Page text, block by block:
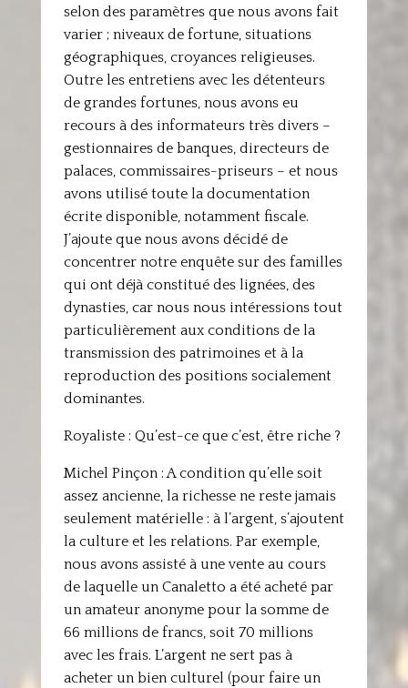
selon des paramètres que nous avons fait
varier ; niveaux de fortune, situations
géographiques, croyances religieuses.
Outre les entretiens avec les détenteurs
de grandes fortunes, nous avons eu
recours à des informateurs très divers –
gestionnaires de banques, directeurs de
palaces, commissaires-priseurs – et nous
avons utilisé toute la documentation
écrite disponible, notamment fiscale.
J’ajoute que nous avons décidé de
concentrer notre enquête sur des familles
qui ont déjà constitué des lignées, des
dynasties, car nous nous intéressions tout
particulièrement aux conditions de la
transmission des patrimoines et à la
reproduction des positions socialement
dominantes.
Royaliste : Qu’est-ce que c’est, être riche ?
Michel Pinçon : A condition qu’elle soit
assez ancienne, la richesse ne reste jamais
seulement matérielle : à l’argent, s’ajoutent
la culture et les relations. Par exemple,
nous avons assisté à une vente au cours
de laquelle un Canaletto a été acheté par
un amateur anonyme pour la somme de
66 millions de francs, soit 70 millions
avec les frais. L’argent ne sert pas à
acheter un bien culturel (pour faire un